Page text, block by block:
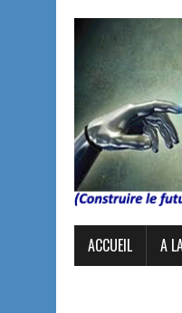
ACCUEIL A